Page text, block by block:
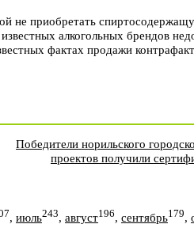
не приобретать
алкогольных брендов
фактах продажи
Победители норильского
проектов получили
, июль243, август196, сентябрь179,